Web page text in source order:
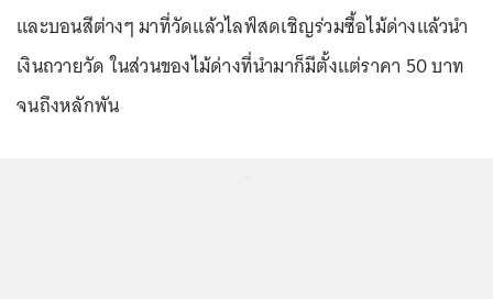
และบอนสีต่างๆ มาที่วัดแล้วไลฟ์สดเชิญร่วมซื้อไม้ด่างแล้วนำ
เงินถวายวัด ในส่วนของไม้ด่างที่นำมาก็มีตั้งแต่ราคา 50 บาท
จนถึงหลักพัน